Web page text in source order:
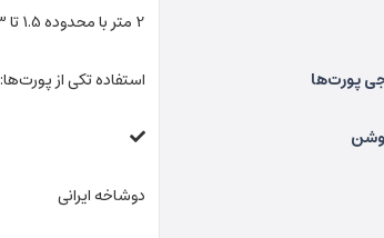
2 متر با محدوده 1.5 تا 3 متری
پورت‌ها استفاده تکی از پورت‌ها: 2.4A,استفاده همزمان از 4 پورت: 3.4A
دوشاخه ایرانی